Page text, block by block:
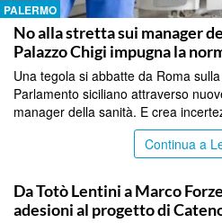
PALERMO
No alla stretta sui manager
Palazzo Chigi impugna la
Una tegola si abbatte da Roma
Parlamento siciliano attraverso
manager della sanità. E crea
Continua a
Da Totò Lentini a Marco
adesioni al progetto di